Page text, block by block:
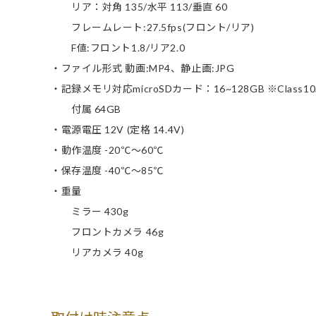
リア：対角 135/水平 113/垂直 60
フレームレート:27.5fps(フロント/リア)
F値:フロント1.8/リア2.0
・ファイル形式 動画:MP4、静止画:JPG
・記録メモリ対応microSDカード：16~128GB
付属 64GB
・電源電圧 12V (定格 14.4V)
・動作温度 -20℃～60℃
・保存温度 -40℃～85℃
・重量
ミラー 430g
フロントカメラ 46g
リアカメラ 40g